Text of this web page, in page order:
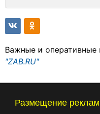
Важные и оперативные
"ZAB.RU"
Размещение